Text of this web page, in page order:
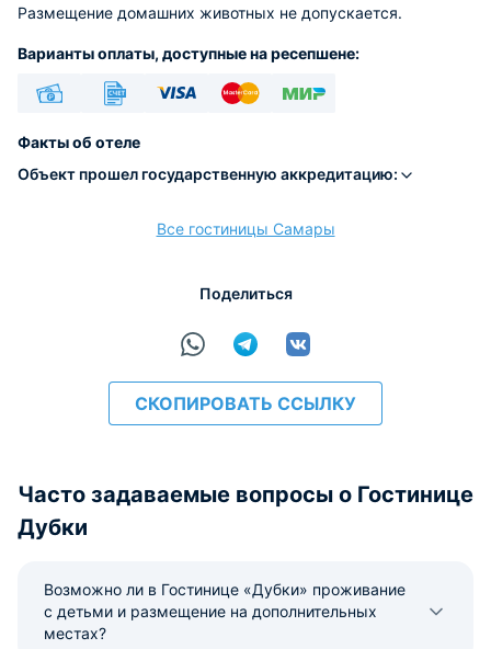
Размещение домашних животных не допускается.
Варианты оплаты, доступные на ресепшене:
Факты об отеле
Объект прошел государственную аккредитацию:
Все гостиницы Самары
Поделиться
СКОПИРОВАТЬ ССЫЛКУ
Часто задаваемые вопросы о Гостинице
Дубки
Возможно ли в Гостинице «Дубки» проживание
с детьми и размещение на дополнительных
местах?